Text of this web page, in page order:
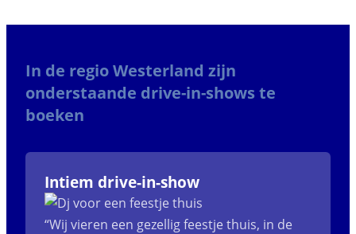
In de regio Westerland zijn
onderstaande drive-in-shows te
boeken
Intiem drive-in-show
“Wij vieren een gezellig feestje thuis, in de